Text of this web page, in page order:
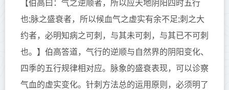
【伯高曰：气之逆顺者，所以应天地阴阳四时五行
也;脉之盛衰者，所以候血气之虚实有余不足;刺之大
约者，必明知病之可刺，与其未可刺，与其已不可刺
也。】 伯高答道，气行的逆顺与自然界的阴阳变化、
四季的五行规律相对应。脉象的盛衰表现，可以诊察
气血的虚实变化。针刺方法总的运用原则，必须明了